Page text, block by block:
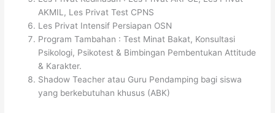
AKMIL, Les Privat Test CPNS
Les Privat Intensif Persiapan OSN
Program Tambahan : Test Minat Bakat, Konsultasi
Psikologi, Psikotest & Bimbingan Pembentukan Attitude
& Karakter.
Shadow Teacher atau Guru Pendamping bagi siswa
yang berkebutuhan khusus (ABK)